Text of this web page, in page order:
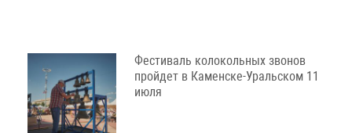
Фестиваль колокольных звонов
пройдет в Каменске-Уральском 11
июля